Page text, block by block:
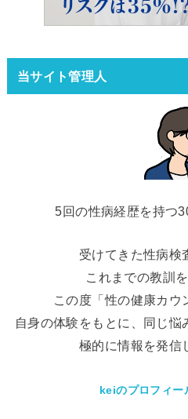
当サイト管理人
5回の性病経歴を持つ
受けてきた性病検
これまでの教訓
この度「性の健康カウ
自身の体験をもとに、同じ
極的に情報を発信
keiのプロフィー